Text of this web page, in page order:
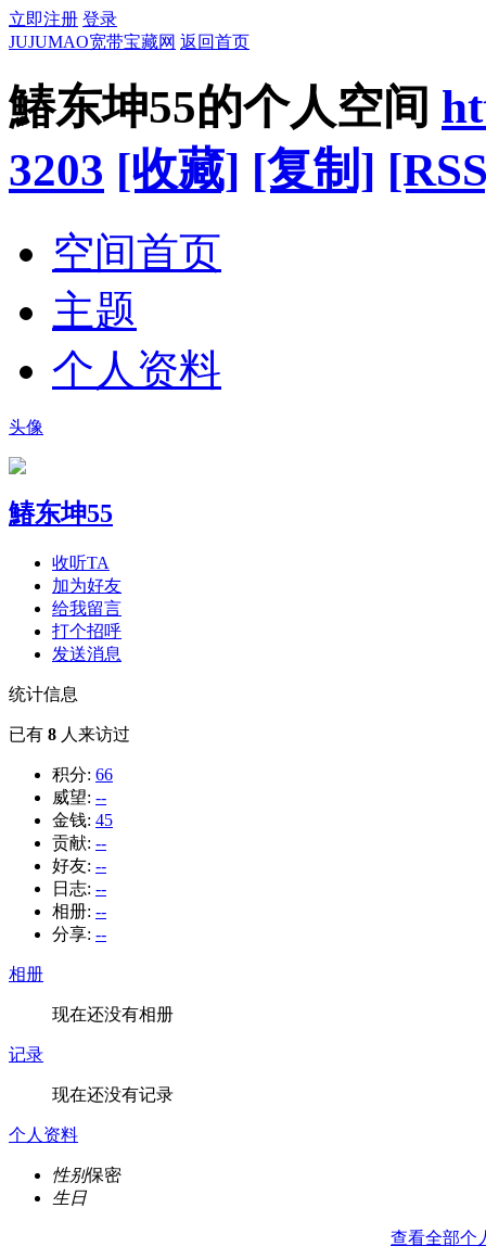
立即注册 登录
JUJUMAO宽带宝藏网 返回首页
鰆东坤55的个人空间
3203 [收藏] [复制]
空间首页
主题
个人资料
头像
鰆东坤55
收听TA
加为好友
给我留言
打个招呼
发送消息
统计信息
已有 8 人来访过
积分: 66
威望: --
金钱: 45
贡献: --
好友: --
日志: --
相册: --
分享: --
相册
现在还没有相册
记录
现在还没有记录
个人资料
性别保密
生日
查看全部个